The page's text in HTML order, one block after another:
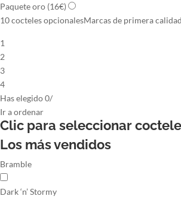
Paquete oro (16€)
10 cocteles opcionalesMarcas de primera calidad
1
2
3
4
Has elegido0/
Ira ordenar
Clic para seleccionar
Los más vendidos
Bramble
Dark ‘n’ Stormy